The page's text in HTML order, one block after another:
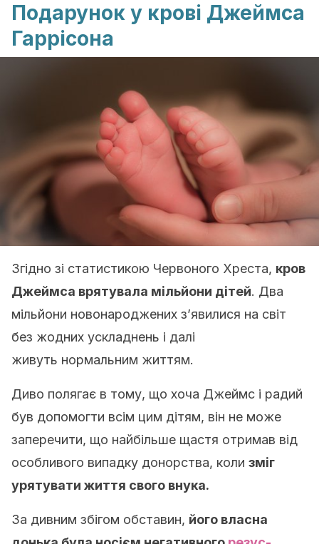
Подарунок у крові Джеймса
Гаррісона
Згідно зі статистикою Червоного Хреста, кров
Джеймса врятувала мільйони дітей. Два
мільйони новонароджених з’явилися на світ
без жодних ускладнень і далі
живуть нормальним життям.
Диво полягає в тому, що хоча Джеймс і радий
був допомогти всім цим дітям, він не може
заперечити, що найбільше щастя отримав від
особливого випадку донорства, коли зміг
урятувати життя свого внука.
За дивним збігом обставин, його власна